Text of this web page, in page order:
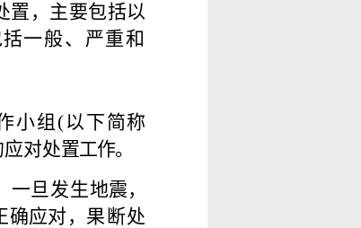
， 主要包括以
括一般、严重和
小组 (以下简称
对处置工作。
一旦发生地震，
确应对， 果断处